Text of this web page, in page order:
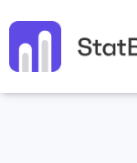
sisältöön